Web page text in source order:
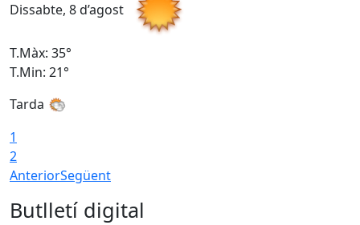
Dissabte, 8 d’agost
T.Màx: 35°
T.Min: 21°
Tarda
1
2
AnteriorSegüent
Butlletí digital